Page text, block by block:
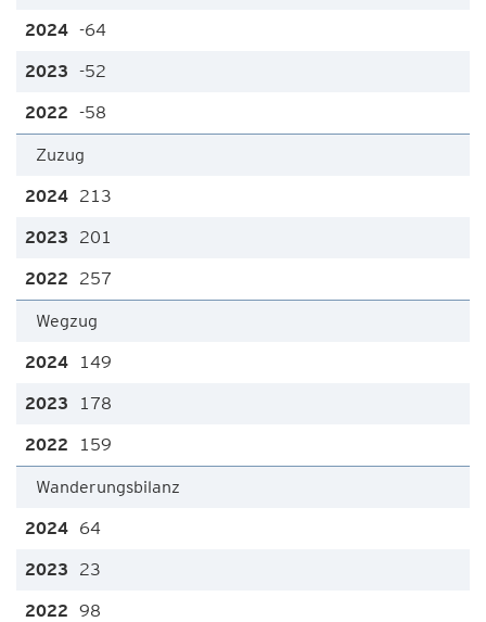
-64
-52
-58
Zuzug
213
201
257
Wegzug
149
178
159
Wanderungsbilanz
64
23
98